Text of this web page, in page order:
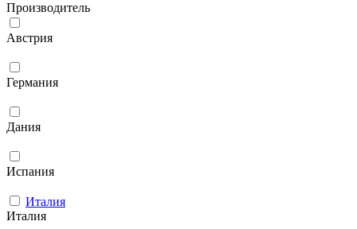
Производитель
Австрия
Германия
Дания
Испания
Италия
Италия